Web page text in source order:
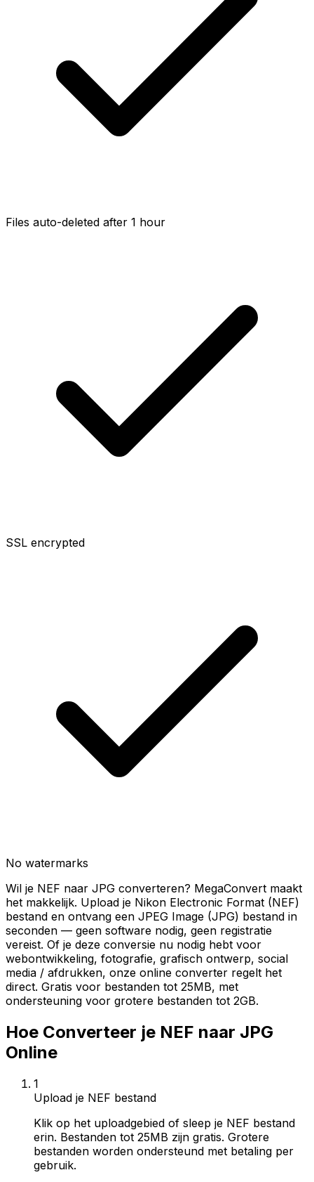
Files auto-deleted after 1 hour
SSL encrypted
No watermarks
Wil je NEF naar JPG converteren? MegaConvert maakt
het makkelijk. Upload je Nikon Electronic Format (NEF)
bestand en ontvang een JPEG Image (JPG) bestand in
seconden — geen software nodig, geen registratie
vereist. Of je deze conversie nu nodig hebt voor
webontwikkeling, fotografie, grafisch ontwerp, social
media / afdrukken, onze online converter regelt het
direct. Gratis voor bestanden tot 25MB, met
ondersteuning voor grotere bestanden tot 2GB.
Hoe Converteer je NEF naar JPG
Online
1
Upload je NEF bestand
Klik op het uploadgebied of sleep je NEF bestand
erin. Bestanden tot 25MB zijn gratis. Grotere
bestanden worden ondersteund met betaling per
gebruik.